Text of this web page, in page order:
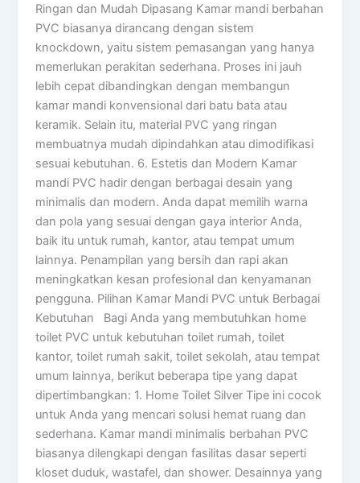
Ringan dan Mudah Dipasang Kamar mandi berbahan
PVC biasanya dirancang dengan sistem
knockdown, yaitu sistem pemasangan yang hanya
memerlukan perakitan sederhana. Proses ini jauh
lebih cepat dibandingkan dengan membangun
kamar mandi konvensional dari batu bata atau
keramik. Selain itu, material PVC yang ringan
membuatnya mudah dipindahkan atau dimodifikasi
sesuai kebutuhan. 6. Estetis dan Modern Kamar
mandi PVC hadir dengan berbagai desain yang
minimalis dan modern. Anda dapat memilih warna
dan pola yang sesuai dengan gaya interior Anda,
baik itu untuk rumah, kantor, atau tempat umum
lainnya. Penampilan yang bersih dan rapi akan
meningkatkan kesan profesional dan kenyamanan
pengguna. Pilihan Kamar Mandi PVC untuk Berbagai
Kebutuhan Bagi Anda yang membutuhkan home
toilet PVC untuk kebutuhan toilet rumah, toilet
kantor, toilet rumah sakit, toilet sekolah, atau tempat
umum lainnya, berikut beberapa tipe yang dapat
dipertimbangkan: 1. Home Toilet Silver Tipe ini cocok
untuk Anda yang mencari solusi hemat ruang dan
sederhana. Kamar mandi minimalis berbahan PVC
biasanya dilengkapi dengan fasilitas dasar seperti
kloset duduk, wastafel, dan shower. Desainnya yang